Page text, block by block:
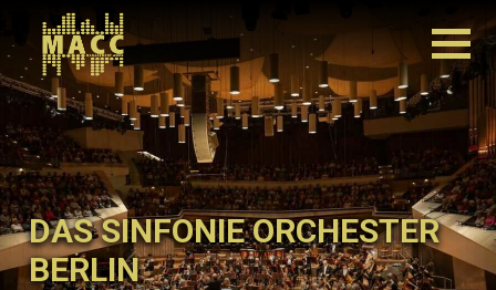
DAS SINFONIE ORCHESTER
BERLIN